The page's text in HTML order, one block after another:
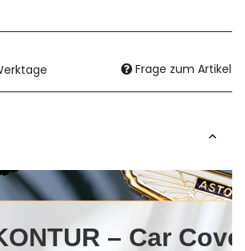
Frage zum Artikel